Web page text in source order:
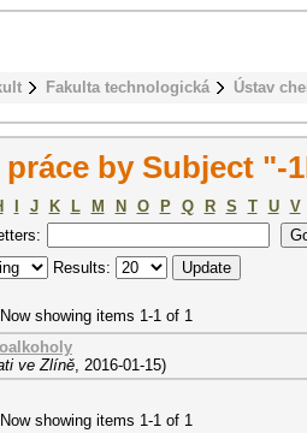
Fakulta technologická Ústav
by Subject "-
J K L M N O P Q R S T U V
Results:
Now showing items 1-1 of 1
ve Zlíně, 2016-01-15)
Now showing items 1-1 of 1